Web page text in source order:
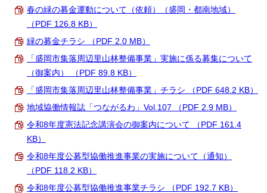
春の緑の募金運動について（依頼）（盛岡・都南地域）
（PDF 126.8 KB）
緑の募金チラシ （PDF 2.0 MB）
「盛岡市集落周辺里山林整備事業」実施に係る募集について
（御案内） （PDF 89.8 KB）
「盛岡市集落周辺里山林整備事業」チラシ （PDF 648.2 KB）
地域協働情報誌「つながるわ」Vol.107 （PDF 2.9 MB）
令和8年度憲法記念講演会の御案内について （PDF 161.4
KB）
令和8年度公募型協働推進事業の実施について（通知）
（PDF 118.2 KB）
令和8年度公募型協働推進事業チラシ （PDF 192.7 KB）